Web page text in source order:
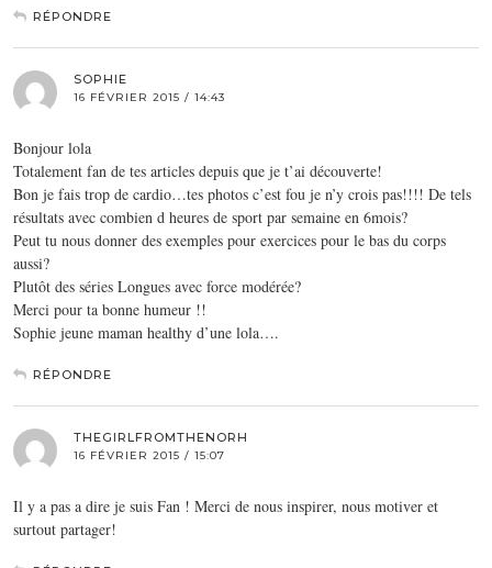
RÉPONDRE
SOPHIE
16 FÉVRIER 2015 / 14:43
Bonjour lola
Totalement fan de tes articles depuis que je t’ai découverte!
Bon je fais trop de cardio…tes photos c’est fou je n’y crois pas!!!! De tels
résultats avec combien d heures de sport par semaine en 6mois?
Peut tu nous donner des exemples pour exercices pour le bas du corps
aussi?
Plutôt des séries Longues avec force modérée?
Merci pour ta bonne humeur !!
Sophie jeune maman healthy d’une lola….
RÉPONDRE
THEGIRLFROMTHENORH
16 FÉVRIER 2015 / 15:07
Il y a pas a dire je suis Fan ! Merci de nous inspirer, nous motiver et
surtout partager!